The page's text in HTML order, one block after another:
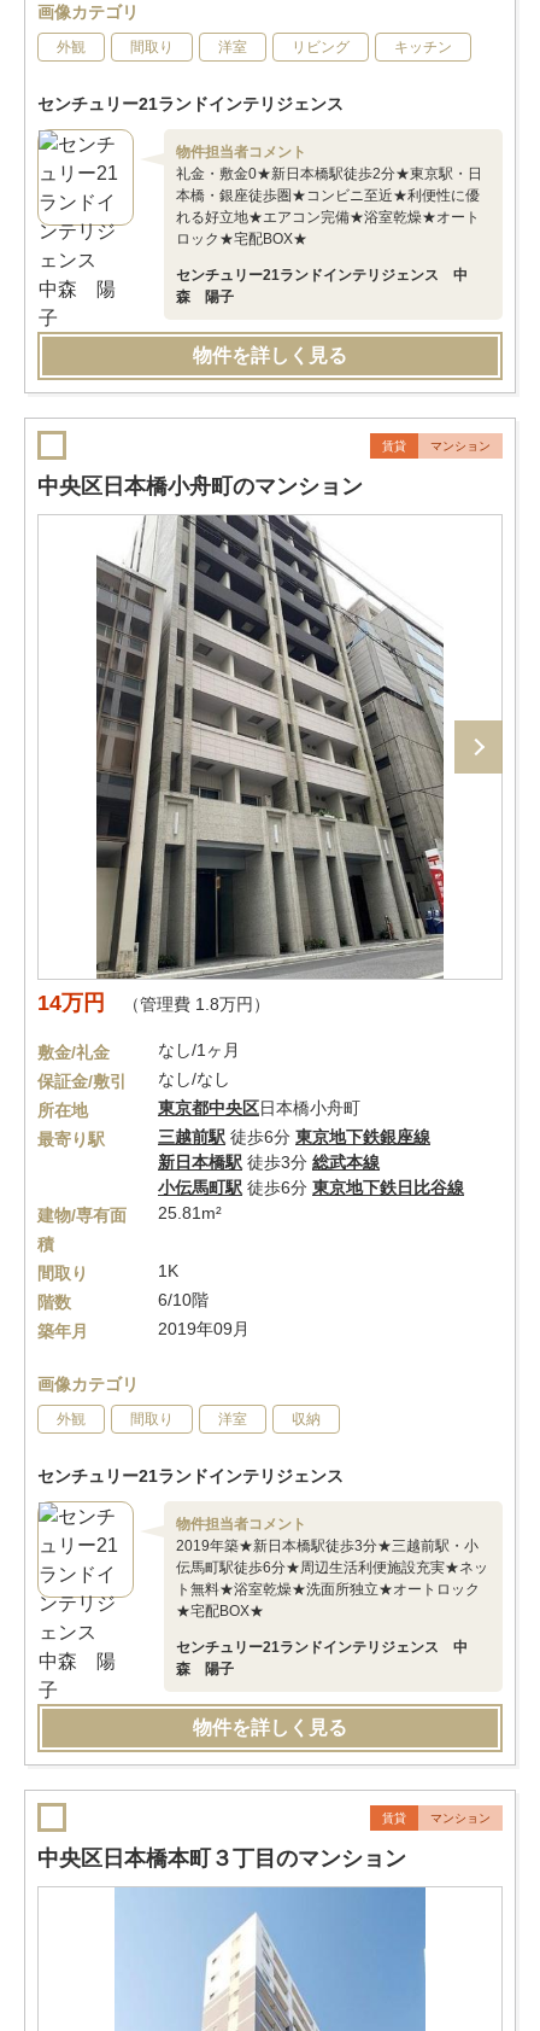
画像カテゴリ
外観 間取り 洋室 リビング キッチン
センチュリー21ランドインテリジェンス
物件担当者コメント
礼金・敷金0★新日本橋駅徒歩2分★東京駅・日
本橋・銀座徒歩圏★コンビニ至近★利便性に優
れる好立地★エアコン完備★浴室乾燥★オート
ロック★宅配BOX★
センチュリー21ランドインテリジェンス 中
森 陽子
物件を詳しく見る
賃貸 マンション
中央区日本橋小舟町のマンション
14万円 （管理費 1.8万円）
敷金/礼金
なし/1ヶ月
保証金/敷引
なし/なし
所在地
東京都中央区日本橋小舟町
最寄り駅
三越前駅 徒歩6分 東京地下鉄銀座線
新日本橋駅 徒歩3分 総武本線
小伝馬町駅 徒歩6分 東京地下鉄日比谷線
建物/専有面
積
25.81m²
間取り
1K
階数
6/10階
築年月
2019年09月
画像カテゴリ
外観 間取り 洋室 収納
センチュリー21ランドインテリジェンス
物件担当者コメント
2019年築★新日本橋駅徒歩3分★三越前駅・小
伝馬町駅徒歩6分★周辺生活利便施設充実★ネッ
ト無料★浴室乾燥★洗面所独立★オートロック
★宅配BOX★
センチュリー21ランドインテリジェンス 中
森 陽子
物件を詳しく見る
賃貸 マンション
中央区日本橋本町３丁目のマンション